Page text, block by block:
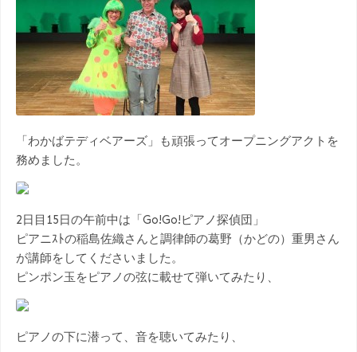
「わかばテディベアーズ」も頑張ってオープニングアクトを
務めました。
2日目15日の午前中は「Go!Go!ピアノ探偵団」
ピアニｽﾄの稲島佐織さんと調律師の葛野（かどの）重男さん
が講師をしてくださいました。
ピンポン玉をピアノの弦に載せて弾いてみたり、
ピアノの下に潜って、音を聴いてみたり、